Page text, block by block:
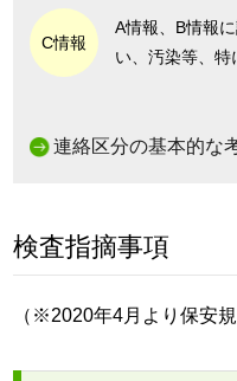
C情報
A情報、B情報
い、汚染等、特
連絡区分の基本的な
検査指摘事項
（※2020年4月より保安